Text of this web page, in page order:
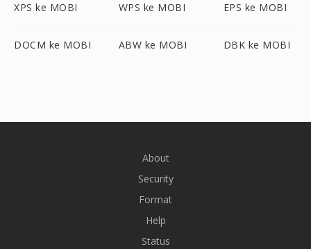
XPS ke MOBI WPS ke MOBI EPS ke MOBI
DOCM ke MOBI ABW ke MOBI DBK ke MOBI
About
Security
Format
Help
Status